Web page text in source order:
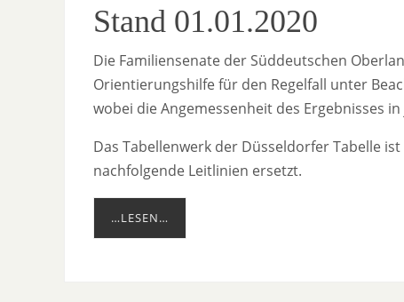
Stand 01.01.2020
Die Familiensenate der Süddeutschen
Orientierungshilfe für den Regelfall unter
wobei die Angemessenheit des Ergebnisses
Das Tabellenwerk der Düsseldorfer Tabelle
nachfolgende Leitlinien ersetzt.
…LESEN…